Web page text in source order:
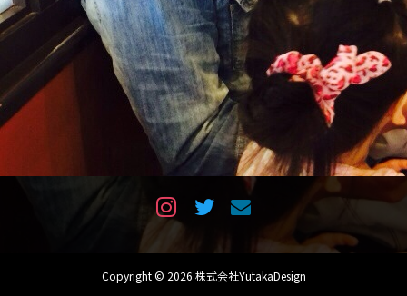
Copyright © 2026 株式会社YutakaDesign